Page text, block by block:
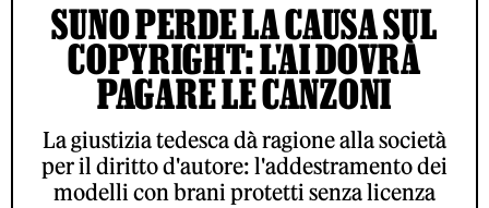
SUNO PERDE LA CAUSA SUL
COPYRIGHT: L'AI DOVRÀ
PAGARE LE CANZONI
La giustizia tedesca dà ragione alla società
per il diritto d'autore: l'addestramento dei
modelli con brani protetti senza licenza